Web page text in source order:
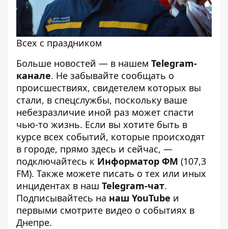
Всех с праздником
Больше новостей — в нашем Telegram-
канале. Не забывайте сообщать о
происшествиях, свидетелем которых вы
стали, в спецслужбы, поскольку ваше
небезразличие иной раз может спасти
чью-то жизнь. Если вы хотите быть в
курсе всех событий, которые происходят
в городе, прямо здесь и сейчас, —
подключайтесь к Информатор ФМ (107,3
FM). Также можете писать о тех или иных
инцидентах в наш Telegram-чат.
Подписывайтесь на наш YouTube и
первыми смотрите видео о событиях в
Днепре.